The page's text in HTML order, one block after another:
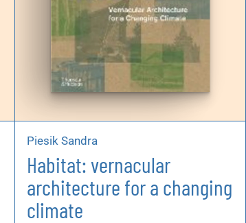
Piesik Sandra
Habitat: vernacular
architecture for a changing
climate